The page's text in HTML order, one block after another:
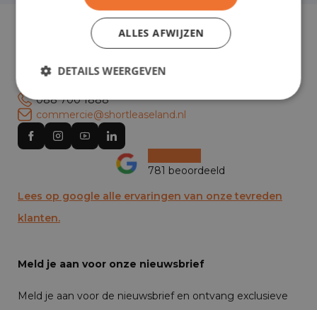
5347 KK, Oss
088 700 1888
commercie@shortleaseland.nl
781 beoordeeld
Lees op google alle ervaringen van onze tevreden
klanten.
Meld je aan voor onze nieuwsbrief
Meld je aan voor de nieuwsbrief en ontvang exclusieve
ALLES AFWIJZEN
DETAILS WEERGEVEN